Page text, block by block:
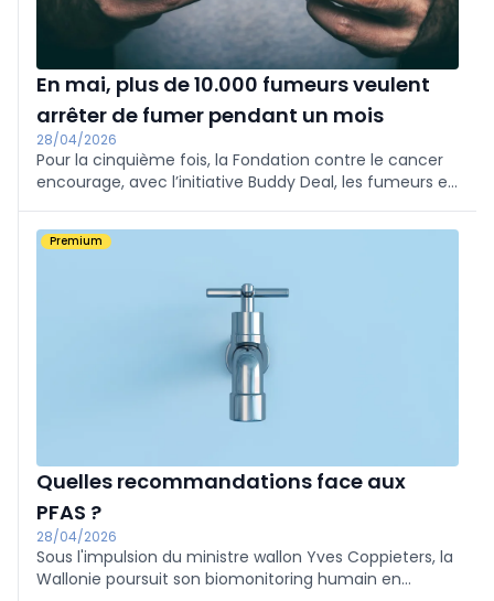
En mai, plus de 10.000 fumeurs veulent
arrêter de fumer pendant un mois
28/04/2026
Pour la cinquième fois, la Fondation contre le cancer
encourage, avec l’initiative Buddy Deal, les fumeurs et
mai, puis à cesser définitivement.
Premium
Quelles recommandations face aux
PFAS ?
28/04/2026
Sous l'impulsion du ministre wallon Yves Coppieters, la
Wallonie poursuit son biomonitoring humain en